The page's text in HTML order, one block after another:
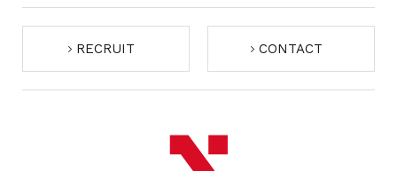
RECRUIT CONTACT